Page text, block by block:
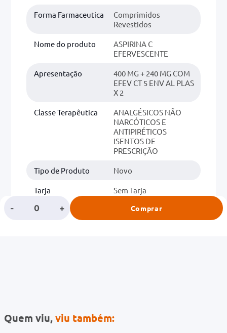
Forma Farmaceutica
Comprimidos
Revestidos
Nome do produto
ASPIRINA C
EFERVESCENTE
Apresentação
400 MG + 240 MG COM
EFEV CT 5 ENV AL PLAS
X 2
Classe Terapêutica
ANALGÉSICOS NÃO
NARCÓTICOS E
ANTIPIRÉTICOS
ISENTOS DE
PRESCRIÇÃO
Tipo de Produto Novo
Tarja Sem Tarja
Classe DOR E FEBRE
- + Comprar
Quem viu,viu também: